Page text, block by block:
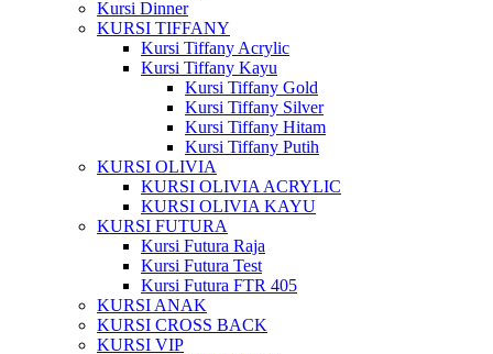
Kursi Dinner
KURSI TIFFANY
Kursi Tiffany Acrylic
Kursi Tiffany Kayu
Kursi Tiffany Gold
Kursi Tiffany Silver
Kursi Tiffany Hitam
Kursi Tiffany Putih
KURSI OLIVIA
KURSI OLIVIA ACRYLIC
KURSI OLIVIA KAYU
KURSI FUTURA
Kursi Futura Raja
Kursi Futura Test
Kursi Futura FTR 405
KURSI ANAK
KURSI CROSS BACK
KURSI VIP